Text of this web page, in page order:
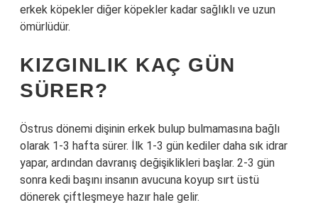
erkek köpekler diğer köpekler kadar sağlıklı ve uzun
ömürlüdür.
KIZGINLIK KAÇ GÜN
SÜRER?
Östrus dönemi dişinin erkek bulup bulmamasına bağlı
olarak 1-3 hafta sürer. İlk 1-3 gün kediler daha sık idrar
yapar, ardından davranış değişiklikleri başlar. 2-3 gün
sonra kedi başını insanın avucuna koyup sırt üstü
dönerek çiftleşmeye hazır hale gelir.